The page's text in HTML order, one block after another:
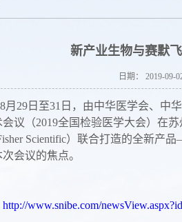
新产业生物与赛默
日期： 2019-09-
29日至31日，由中华医学会、中
议（2019全国检验医学大会）在
Fisher Scientific）联合打造的全新
会议的焦点。
http://www.snibe.com/